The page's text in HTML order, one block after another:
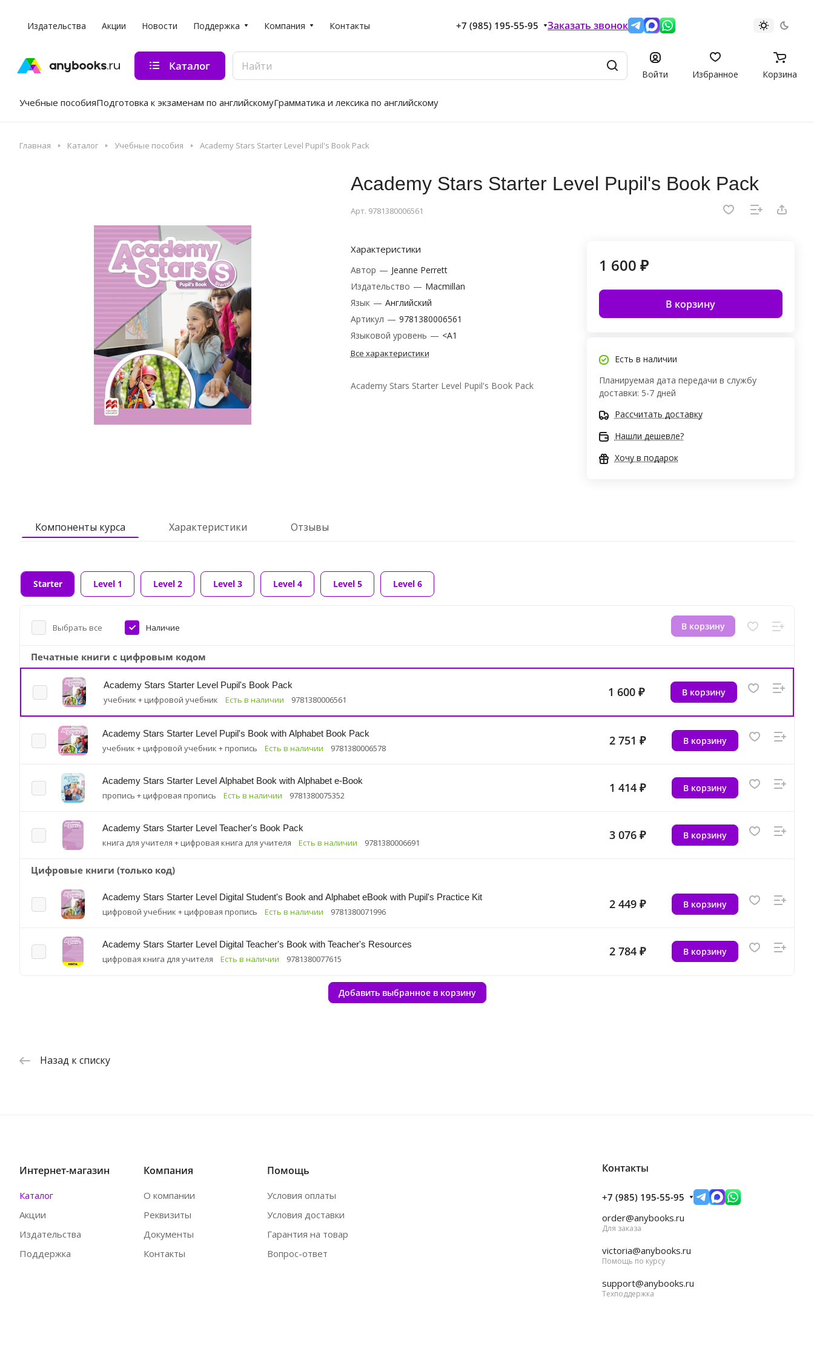
Издательства Акции Новости Поддержка Компания Контакты +7 (985) 195-55-95 Заказать звонок
Каталог
Войти Избранное Корзина
Учебные пособияПодготовка к экзаменам по английскомуГрамматика и лексика по английскому
Главная Каталог Учебные пособия Academy Stars Starter Level Pupil's Book Pack
Academy Stars Starter Level Pupil's Book Pack
Арт. 9781380006561
Характеристики
Автор — Jeanne Perrett
Издательство — Macmillan
Язык — Английский
Артикул — 9781380006561
Языковой уровень — <A1
Все характеристики
Academy Stars Starter Level Pupil's Book Pack
1 600 ₽
В корзину
Есть в наличии
Планируемая дата передачи в службу
доставки: 5-7 дней
Рассчитать доставку
Нашли дешевле?
Хочу в подарок
Компоненты курса Характеристики Отзывы
Starter Level 1 Level 2 Level 3 Level 4 Level 5 Level 6
Выбрать все Наличие В корзину
Печатные книги с цифровым кодом
Academy Stars Starter Level Pupil's Book Pack
учебник + цифровой учебник Есть в наличии 9781380006561
1 600 ₽ В корзину
Academy Stars Starter Level Pupil's Book with Alphabet Book Pack
учебник + цифровой учебник + пропись Есть в наличии 9781380006578
2 751 ₽ В корзину
Academy Stars Starter Level Alphabet Book with Alphabet e-Book
пропись + цифровая пропись Есть в наличии 9781380075352
1 414 ₽ В корзину
Academy Stars Starter Level Teacher's Book Pack
книга для учителя + цифровая книга для учителя Есть в наличии 9781380006691
3 076 ₽ В корзину
Цифровые книги (только код)
Academy Stars Starter Level Digital Student's Book and Alphabet eBook with Pupil's Practice Kit
цифровой учебник + цифровая пропись Есть в наличии 9781380071996
2 449 ₽ В корзину
Academy Stars Starter Level Digital Teacher's Book with Teacher's Resources
цифровая книга для учителя Есть в наличии 9781380077615
2 784 ₽ В корзину
Добавить выбранное в корзину
Назад к списку
Интернет-магазин
Каталог
Акции
Издательства
Поддержка
Компания
О компании
Реквизиты
Документы
Контакты
Помощь
Условия оплаты
Условия доставки
Гарантия на товар
Вопрос-ответ
Контакты
+7 (985) 195-55-95
order@anybooks.ru
Для заказа
victoria@anybooks.ru
Помощь по курсу
support@anybooks.ru
Техподдержка